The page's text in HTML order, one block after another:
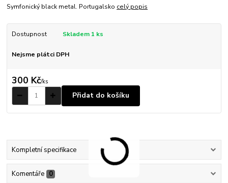
Symfonický black metal. Portugalsko celý popis
Dostupnost Skladem 1 ks
Nejsme plátci DPH
300 Kč/ks
Přidat do košíku
Kompletní specifikace
Komentáře 0